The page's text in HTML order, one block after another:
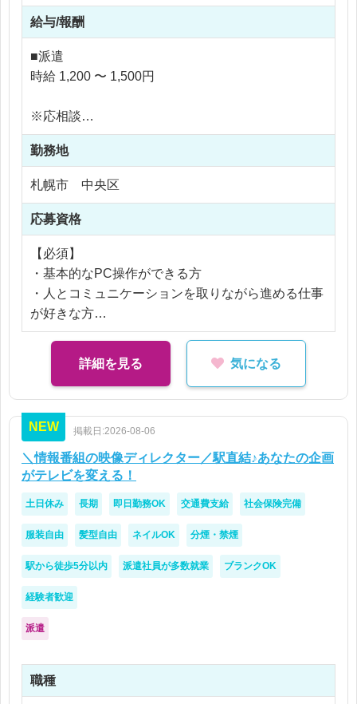
・制作スケジュールの管理、進捗チェック
・社内デザイナーへの制作内容共有・調整
・完成データの簡単なチェック
・納品までの進行サポート
最初は先輩と一緒に案件を担当し、少しずつできる
ことを増やしていきます。
給与/報酬
■派遣
時給 1,200 〜 1,500円
※応相談
※ご経験により優遇
※交通費支給
※残業代全額支給
勤務地
札幌市 中央区
応募資格
【必須】
・基本的なPC操作ができる方
・人とコミュニケーションを取りながら進める仕事
が好きな方
【歓迎】
・進行管理やディレクションに挑戦してみたい方
・Photoshop、Illustratorを触ったことがある方（実
務不問）
詳細を見る 気になる
NEW 掲載日:2026-08-06
＼情報番組の映像ディレクター／駅直結♪あなたの企画
がテレビを変える！
土日休み 長期 即日勤務OK 交通費支給 社会保険完備
服装自由 髪型自由 ネイルOK 分煙・禁煙
駅から徒歩5分以内 派遣社員が多数就業 ブランクOK
経験者歓迎
派遣
職種